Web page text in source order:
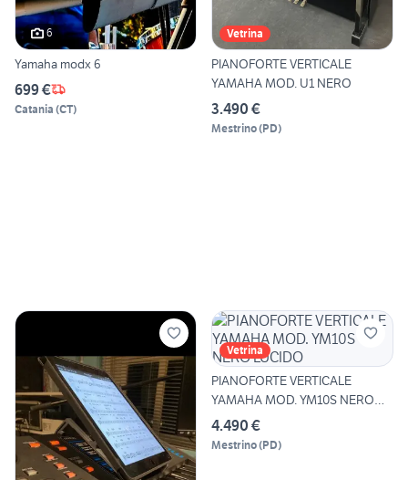
6
Yamaha modx 6
699 €
Catania (CT)
Vetrina
PIANOFORTE VERTICALE
YAMAHA MOD. U1 NERO
3.490 €
Mestrino(PD)
Vetrina
PIANOFORTE VERTICALE
YAMAHA MOD. YM10S NERO
LUCIDO
4.490 €
Mestrino(PD)